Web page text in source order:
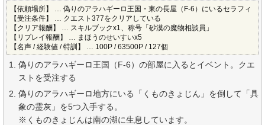
【依頼場所】 … 偽りのアラハギーロ王国・東の長屋（F-6）にいるセラフィ
【受注条件】 … クエスト377をクリアしている
【クリア報酬】 … スキルブックx1、称号「砂漠の魔物相談員」
【リプレイ報酬】 … まほうのせいすいx5
【名声 / 経験値 / 特訓】 … 100P / 63500P / 127個
偽りのアラハギーロ王国（F-6）の部屋に入るとイベント。クエ
ストを受注する
偽りのアラハギーロ地方にいる「くものきょじん」を倒して「具
象の霊灰」を5つ入手する。
※くものきょじんは南の湖に生息しています。